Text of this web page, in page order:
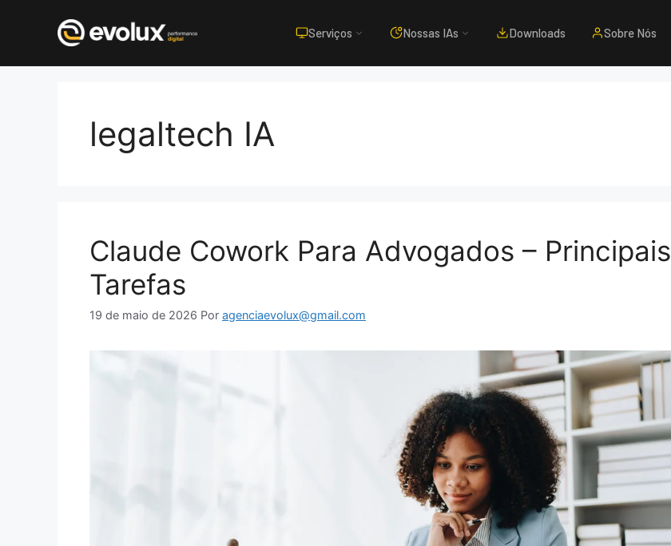
Serviços Nossas IAs Downloads Sobre Nós
legaltech IA
Claude Cowork Para Advogados – Principais
Tarefas
19 de maio de 2026 Por agenciaevolux@gmail.com